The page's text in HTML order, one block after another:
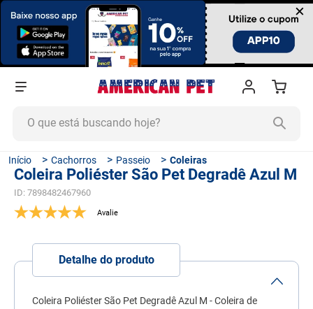
×
Cachorros Passeio Coleiras
Coleira Poliéster São Pet Degradê Azul M
ID: 7898482467960
Detalhe do produto
Coleira Poliéster São Pet Degradê Azul M - Coleira de
TERMOS MAIS BUSCADOS
º
ração cachorro
areia
5º
ração
6º
fórmula natural